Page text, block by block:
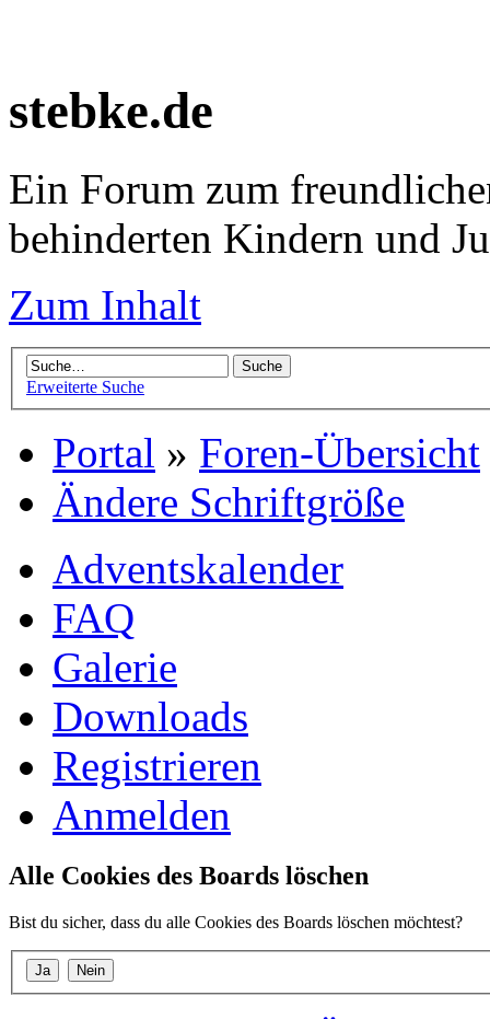
stebke.de
Ein Forum zum
behinderten Kindern und
Zum Inhalt
Erweiterte Suche
Portal » Foren-Übersicht
Ändere Schriftgröße
Adventskalender
FAQ
Galerie
Downloads
Registrieren
Anmelden
Alle Cookies des Boards löschen
Bist du sicher, dass du alle Cookies des Boards löschen möchtest?